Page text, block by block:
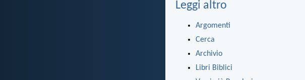
Leggi altro
Argomenti
Cerca
Archivio
Libri Biblici